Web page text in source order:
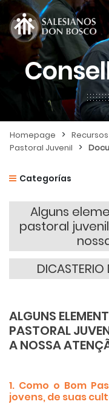
Homepage > Recursos
Pastoral Juvenil >
Categorías
Alguns
pastoral
DICASTERIO
ALGUNS
PASTORAL
A NOSSA
1. Como o Bom
jovens, de suas